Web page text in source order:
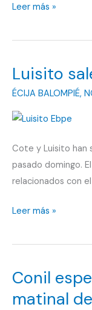
La
comarcal
partido
los
Leer más »
Luisito
ÉCIJA BALOMPIÉ,
Cote y Luisito han
pasado domingo.
relacionados con
Luisito
mal
Leer más »
Conil
matinal